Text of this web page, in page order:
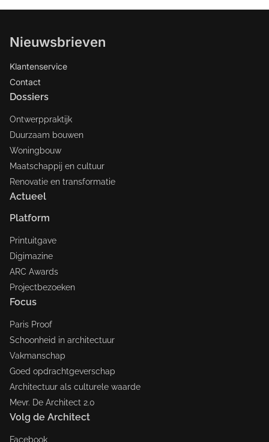
Nieuwsbrieven
Klantenservice
Contact
Dossiers
Ontwerppraktijk
Duurzaam bouwen
Woningbouw
Maatschappij en cultuur
Renovatie en transformatie
Actueel
Platform
Printuitgave
Digimazine
ARC Awards
Projectbezoeken
Focus
Paris Proof
Schoonheid in architectuur
Vakmanschap
Goed opdrachtgeverschap
Architectuur als culturele waarde
Mevr. De Architect 2.0
Volg de Architect
Facebook